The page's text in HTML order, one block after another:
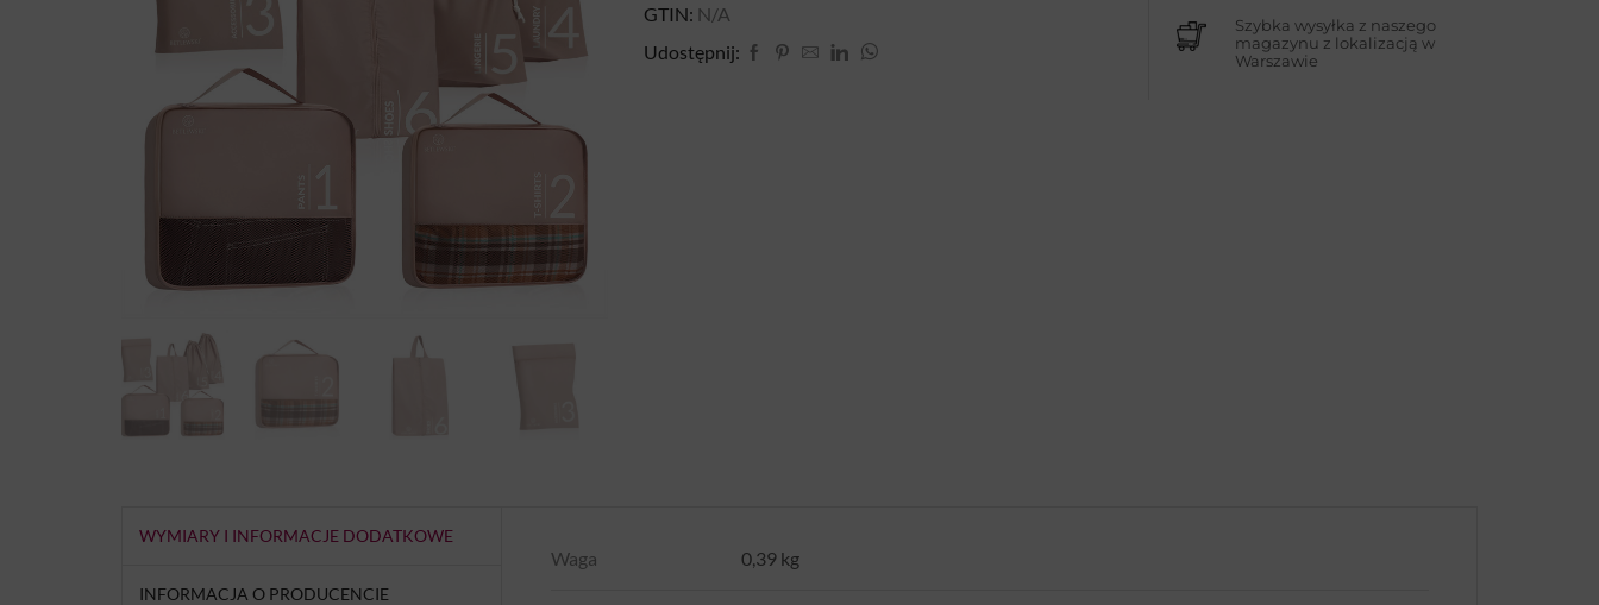
GTIN: N/A
Udostępnij:
Szybka wysyłka z naszego
magazynu z lokalizacją w
Warszawie
WYMIARY I INFORMACJE DODATKOWE
INFORMACJA O PRODUCENCIE
Waga 0,39 kg